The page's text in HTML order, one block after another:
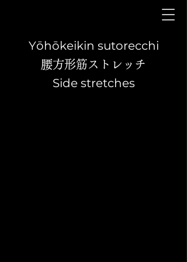
Yōhōkeikin sutorecchi
腰方形筋ストレッチ
Side stretches